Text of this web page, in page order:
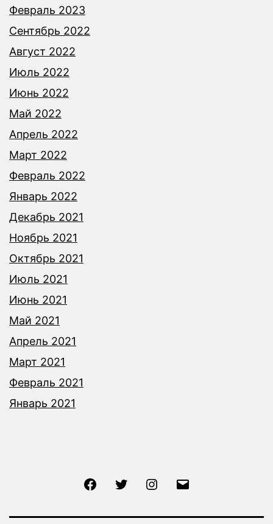
Февраль 2023
Сентябрь 2022
Август 2022
Июль 2022
Июнь 2022
Май 2022
Апрель 2022
Март 2022
Февраль 2022
Январь 2022
Декабрь 2021
Ноябрь 2021
Октябрь 2021
Июль 2021
Июнь 2021
Май 2021
Апрель 2021
Март 2021
Февраль 2021
Январь 2021
FacebookTwitter Instagram